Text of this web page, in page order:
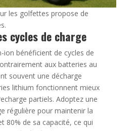
les golfettes propose de
cycles de charge
ion bénéficient de cycles de
aux batteries au
souvent une décharge
lithium fonctionnent mieux
partiels. Adoptez une
régulière pour maintenir la
80% de sa capacité, ce qui